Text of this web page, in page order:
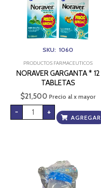
SKU: 1060
PRODUCTOS FARMACEUTICOS
NORAVER GARGANTA * 12
TABLETAS
$21,500 Precio al x mayor
- +
AGREGAR